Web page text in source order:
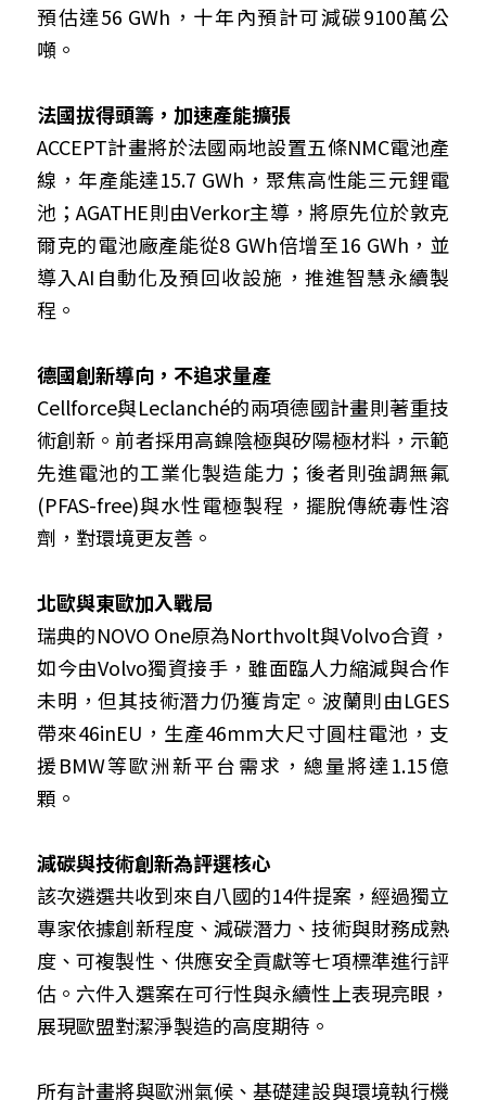
預估達56 GWh，十年內預計可減碳9100萬公
噸。
法國拔得頭籌，加速產能擴張
ACCEPT計畫將於法國兩地設置五條NMC電池產
線，年產能達15.7 GWh，聚焦高性能三元鋰電
池；AGATHE則由Verkor主導，將原先位於敦克
爾克的電池廠產能從8 GWh倍增至16 GWh，並
導入AI自動化及預回收設施，推進智慧永續製
程。
德國創新導向，不追求量產
Cellforce與Leclanché的兩項德國計畫則著重技
術創新。前者採用高鎳陰極與矽陽極材料，示範
先進電池的工業化製造能力；後者則強調無氟
(PFAS-free)與水性電極製程，擺脫傳統毒性溶
劑，對環境更友善。
北歐與東歐加入戰局
瑞典的NOVO One原為Northvolt與Volvo合資，
如今由Volvo獨資接手，雖面臨人力縮減與合作
未明，但其技術潛力仍獲肯定。波蘭則由LGES
帶來46inEU，生產46mm大尺寸圓柱電池，支
援BMW等歐洲新平台需求，總量將達1.15億
顆。
減碳與技術創新為評選核心
該次遴選共收到來自八國的14件提案，經過獨立
專家依據創新程度、減碳潛力、技術與財務成熟
度、可複製性、供應安全貢獻等七項標準進行評
估。六件入選案在可行性與永續性上表現亮眼，
展現歐盟對潔淨製造的高度期待。
所有計畫將與歐洲氣候、基礎建設與環境執行機